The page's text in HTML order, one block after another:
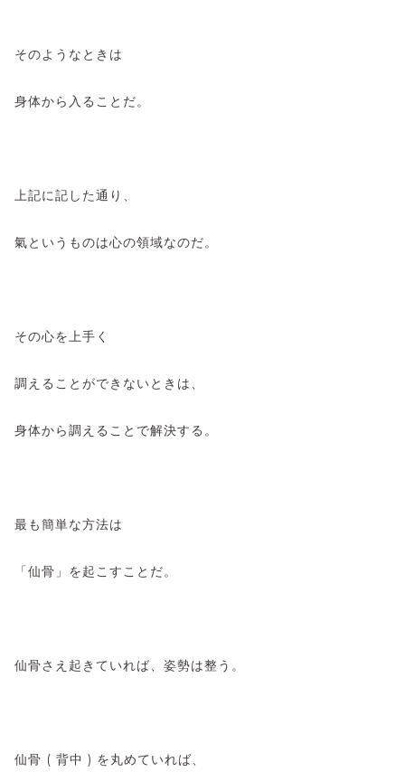
そのようなときは
身体から入ることだ。
上記に記した通り、
氣というものは心の領域なのだ。
その心を上手く
調えることができないときは、
身体から調えることで解決する。
最も簡単な方法は
「仙骨」を起こすことだ。
仙骨さえ起きていれば、姿勢は整う。
仙骨 ( 背中 ) を丸めていれば、